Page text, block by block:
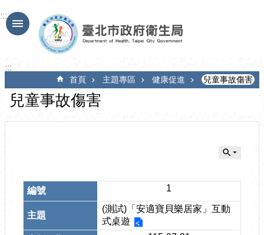
跳到主要內容區塊
:::
:::
首頁 主題專區 健康促進 兒童事故傷害
兒童事故傷害
1
(測試)「安適寶貝樂居家」互動
式桌遊